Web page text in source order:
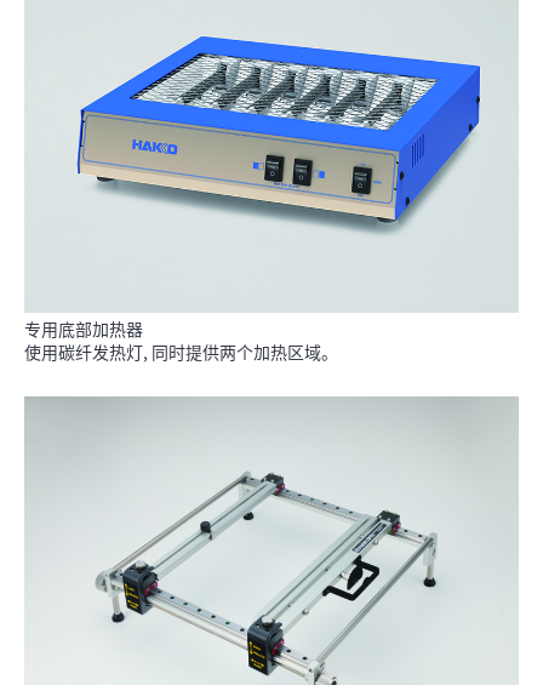
专用底部加热器
使用碳纤发热灯, 同时提供两个加热区域。